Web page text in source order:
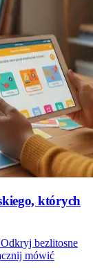
których
bezlitosne
mówić